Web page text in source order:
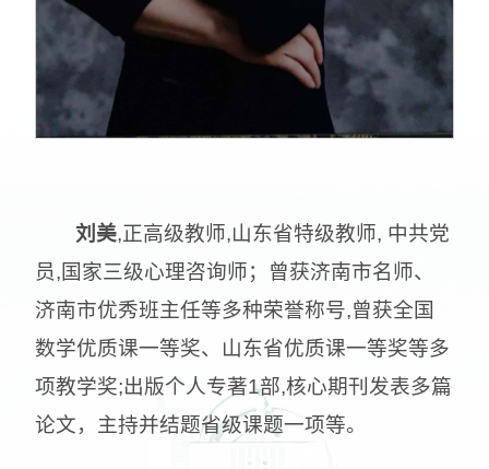
刘美,正高级教师,山东省特级教师, 中共党
员,国家三级心理咨询师；曾获济南市名师、
济南市优秀班主任等多种荣誉称号,曾获全国
数学优质课一等奖、山东省优质课一等奖等多
项教学奖;出版个人专著1部,核心期刊发表多篇
论文，主持并结题省级课题一项等。